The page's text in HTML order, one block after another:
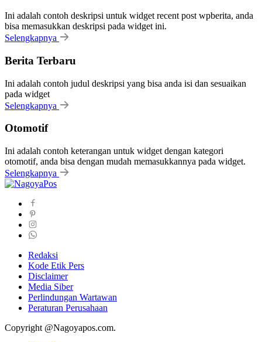
Ini adalah contoh deskripsi untuk widget recent post wpberita, anda
bisa memasukkan deskripsi pada widget ini.
Selengkapnya
Berita Terbaru
Ini adalah contoh judul deskripsi yang bisa anda isi dan sesuaikan
pada widget
Selengkapnya
Otomotif
Ini adalah contoh keterangan untuk widget dengan kategori
otomotif, anda bisa dengan mudah memasukkannya pada widget.
Selengkapnya
Redaksi
Kode Etik Pers
Disclaimer
Media Siber
Perlindungan Wartawan
Peraturan Perusahaan
Copyright @Nagoyapos.com.